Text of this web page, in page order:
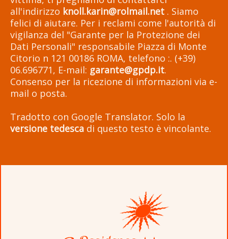
all'indirizzo knoll.karin@rolmail.net . Siamo
felici di aiutare. Per i reclami come l'autorità di
vigilanza del "Garante per la Protezione dei
Dati Personali" responsabile Piazza di Monte
Citorio n 121 00186 ROMA, telefono :. (+39)
06.696771, E-mail: garante@gpdp.it.
Consenso per la ricezione di informazioni via e-
mail o posta.
Tradotto con Google Translator. Solo la
versione tedesca di questo testo è vincolante.